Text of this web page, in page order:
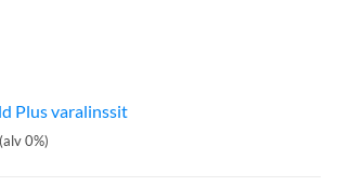
Plus varalinssit
(alv 0%)